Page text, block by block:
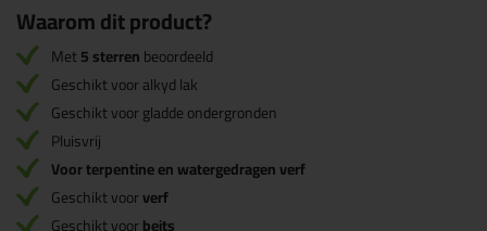
Waarom dit product?
Met5 sterrenbeoordeeld
Geschikt voor alkyd lak
Geschikt voor gladde ondergronden
Pluisvrij
Voor terpentine en watergedragen verf
Geschikt voorverf